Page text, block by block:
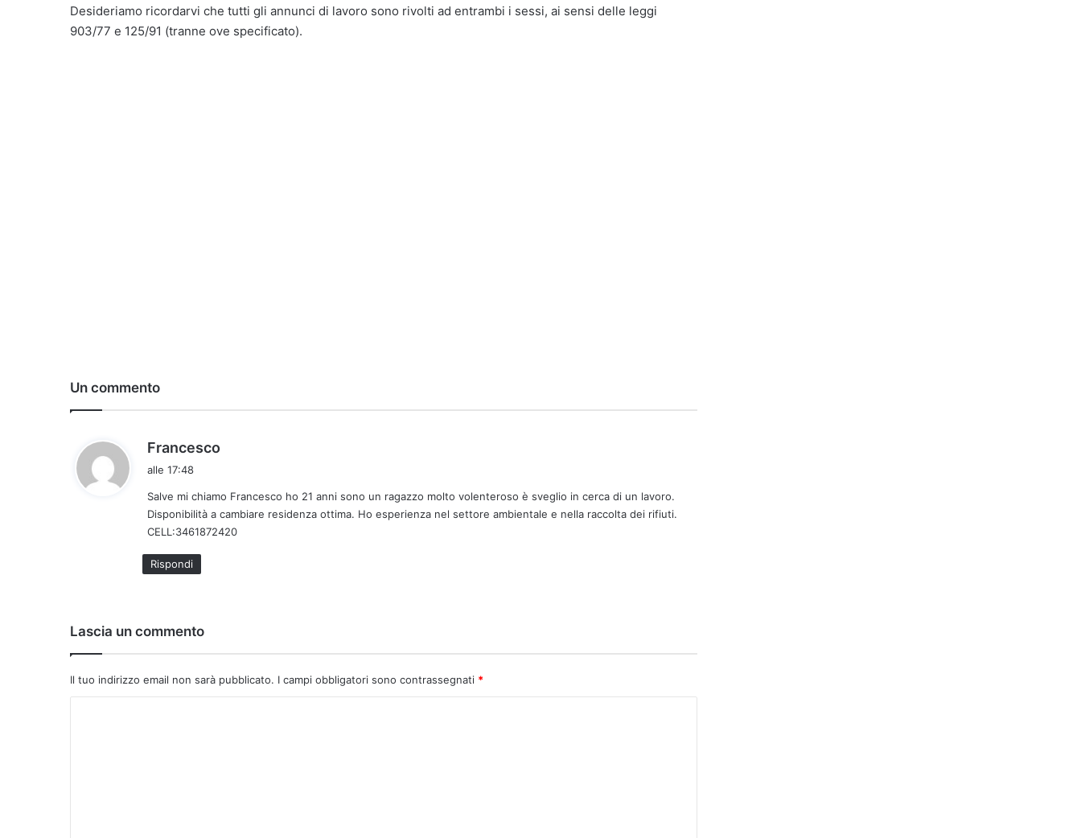
Desideriamo ricordarvi che tutti gli annunci di lavoro sono rivolti ad entrambi i sessi, ai sensi delle leggi
903/77 e 125/91 (tranne ove specificato).
Un commento
Francesco
e
t
t
alle 17:48
Salve mi chiamo Francesco ho 21 anni sono un ragazzo molto volenteroso è sveglio in cerca di un lavoro.
Disponibilità a cambiare residenza ottima. Ho esperienza nel settore ambientale e nella raccolta dei rifiuti.
CELL:3461872420
Rispondi
Lascia un commento
Il tuo indirizzo email non sarà pubblicato. I campi obbligatori sono contrassegnati *